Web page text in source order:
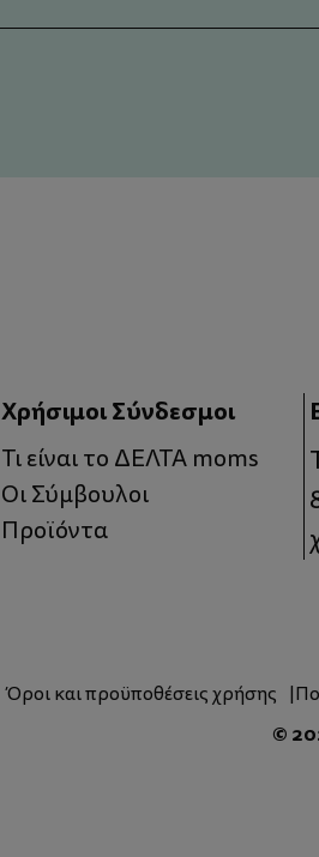
Χρήσιμοι Σύνδεσμοι
Τι είναι το ΔΕΛΤΑ moms
Οι Σύμβουλοι
Προϊόντα
Όροι και προϋποθέσεις χρήσης
©